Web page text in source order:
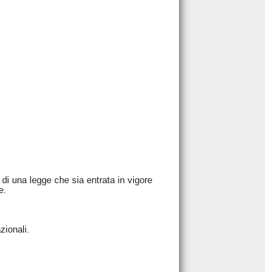
una legge che sia entrata in vigore